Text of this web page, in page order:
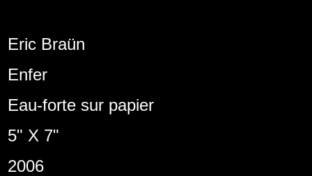
Eric Braün
Enfer
Eau-forte sur papier
5" X 7"
2006